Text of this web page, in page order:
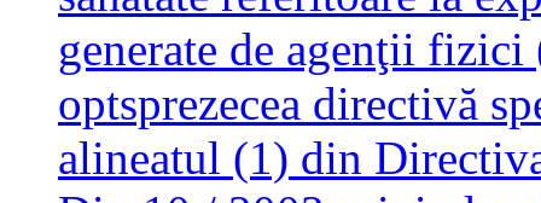
generate de agenţii
optsprezecea directivă
alineatul (1) din